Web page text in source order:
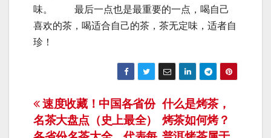
味。 最后一点也是最重要的一点，喝自己
喜欢的茶，喝适合自己的茶，茶无定味，适者自
珍！
文
章
什么是烤茶，
烤茶如何烤？
速度收藏！中国各省份
名茶大盘点（史上最全）